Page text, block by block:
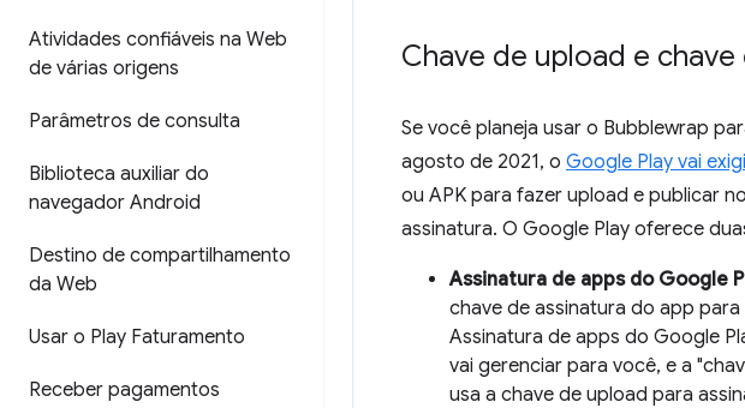
Atividades confiáveis na Web
de várias origens
Parâmetros de consulta
Biblioteca auxiliar do
navegador Android
Destino de compartilhamento
da Web
Usar o Play Faturamento
Receber pagamentos
Chave de upload e
Se você planeja usar o Bubblewrap
agosto de 2021, o Google Play vai
ou APK para fazer upload e publicar
assinatura. O Google Play oferece
Assinatura de apps do Google
chave de assinatura do app
Assinatura de apps do Google
vai gerenciar para você, e a
usa a chave de upload para